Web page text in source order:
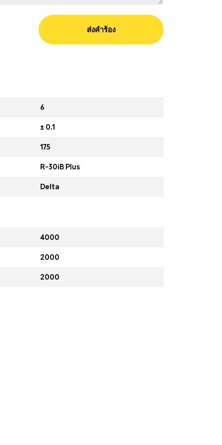
ส่งคำร้อง
6
± 0.1
175
R-30iB Plus
Delta
4000
2000
2000